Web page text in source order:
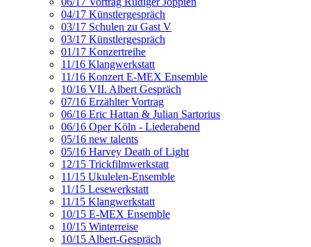
04/17 Künstlergespräch
03/17 Schulen zu Gast V
03/17 Künstlergespräch
01/17 Konzertreihe
11/16 Klangwerkstatt
11/16 Konzert E-MEX Ensemble
10/16 VII. Albert Gespräch
07/16 Erzählter Vortrag
06/16 Eric Hattan & Julian Sartorius
06/16 Oper Köln - Liederabend
05/16 new talents
05/16 Harvey Death of Light
12/15 Trickfilmwerkstatt
11/15 Ukulelen-Ensemble
11/15 Lesewerkstatt
11/15 Klangwerkstatt
10/15 E-MEX Ensemble
10/15 Winterreise
10/15 Albert-Gespräch